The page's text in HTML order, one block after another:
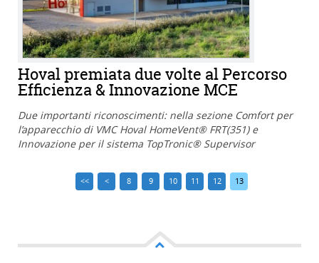
Hoval premiata due volte al Percorso
Efficienza & Innovazione MCE
Due importanti riconoscimenti: nella sezione Comfort per
l’apparecchio di VMC Hoval HomeVent® FRT(351) e
Innovazione per il sistema TopTronic® Supervisor
<< < 8 9 10 11 12 13